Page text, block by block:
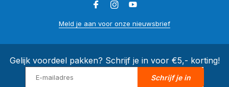
Meld je aan voor onze nieuwsbrief
Gelijk voordeel pakken? Schrijf je in voor €5,- korting!
Schrijf je in